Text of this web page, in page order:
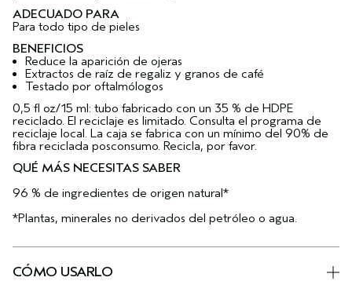
ADECUADO PARA
Para todo tipo de pieles
BENEFICIOS
Reduce la aparición de ojeras
Extractos de raíz de regaliz y granos de café
Testado por oftalmólogos
0,5 fl oz/15 ml: tubo fabricado con un 35 % de HDPE
reciclado. El reciclaje es limitado. Consulta el programa de
reciclaje local. La caja se fabrica con un mínimo del 90% de
fibra reciclada posconsumo. Recicla, por favor.
QUÉ MÁS NECESITAS SABER
96 % de ingredientes de origen natural*
*Plantas, minerales no derivados del petróleo o agua.
CÓMO USARLO